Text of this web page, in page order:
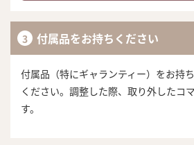
付属品をお持ちください
付属品（特にギャランティー）をお持
ください。調整した際、取り外したコ
す。